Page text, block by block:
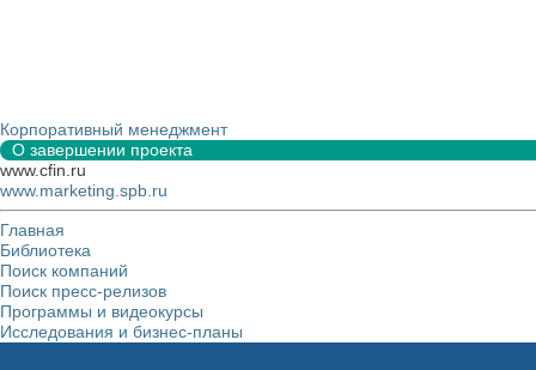
Корпоративный менеджмент
О завершении проекта
www.cfin.ru
www.marketing.spb.ru
Главная
Библиотека
Поиск компаний
Поиск пресс-релизов
Программы и видеокурсы
Исследования и бизнес-планы